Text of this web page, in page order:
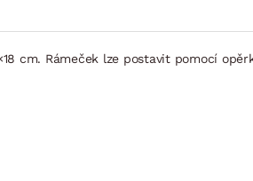
cm. Rámeček lze postavit pomocí